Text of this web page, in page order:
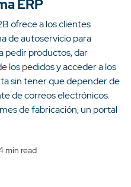
ERP
ofrece a los clientes
de autoservicio para
pedir productos, dar
los pedidos y acceder a los
sin tener que depender de
de correos electrónicos.
de fabricación, un portal
min read